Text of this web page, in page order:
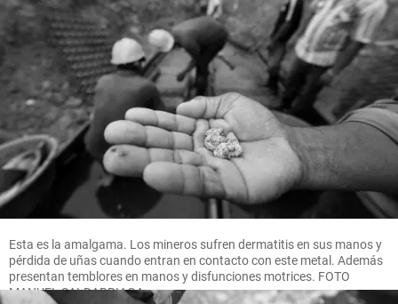
Esta es la amalgama. Los mineros sufren dermatitis en sus manos y
pérdida de uñas cuando entran en contacto con este metal. Además
presentan temblores en manos y disfunciones motrices. FOTO
MANUEL SALDARRIAGA